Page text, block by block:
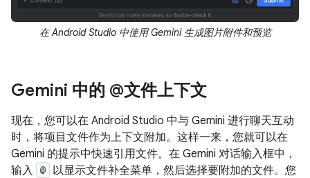
在 Android Studio 中使用 Gemini 生成图片附件和预览
Gemini 中的 @文件上下文
现在，您可以在 Android Studio 中与 Gemini 进行聊天互动
时，将项目文件作为上下文附加。这样一来，您就可以在
Gemini 的提示中快速引用文件。在 Gemini 对话输入框中，
输入
@ 以显示文件补全菜单，然后选择要附加的文件。您